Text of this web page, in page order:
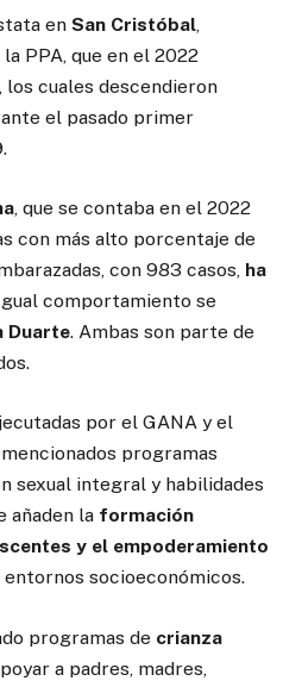
en San Cristóbal,
PPA, que en el 2022
, los cuales descendieron
el pasado primer
, que se contaba en el 2022
con más alto porcentaje de
con 983 casos, ha
comportamiento se
Duarte. Ambas son parte de
por el GANA y el
programas
sexual integral y habilidades
añaden la formación
y el empoderamiento
entornos socioeconómicos.
programas de crianza
a padres, madres,